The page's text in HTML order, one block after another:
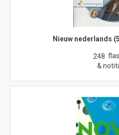
Nieuw nederlands
248
&